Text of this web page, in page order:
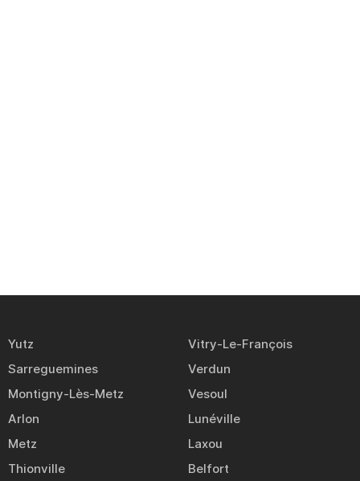
Yutz
Vitry-Le-François
Sarreguemines
Verdun
Montigny-Lès-Metz
Vesoul
Arlon
Lunéville
Metz
Laxou
Thionville
Belfort